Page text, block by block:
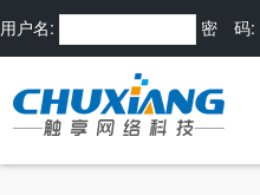
用户名: 密 码: